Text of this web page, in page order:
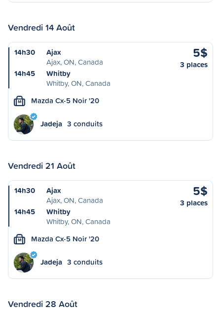
Vendredi 14 Août
14h30
Ajax
Ajax, ON, Canada
14h45
Whitby
Whitby, ON, Canada
5$
3 places
M Mazda Cx-5 Noir '20
Jadeja 3 conduits
Vendredi 21 Août
14h30
Ajax
Ajax, ON, Canada
14h45
Whitby
Whitby, ON, Canada
5$
3 places
M Mazda Cx-5 Noir '20
Jadeja 3 conduits
Vendredi 28 Août